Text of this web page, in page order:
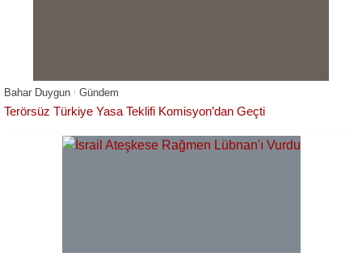
Bahar Duygun Gündem
Terörsüz Türkiye Yasa Teklifi Komisyon’dan Geçti